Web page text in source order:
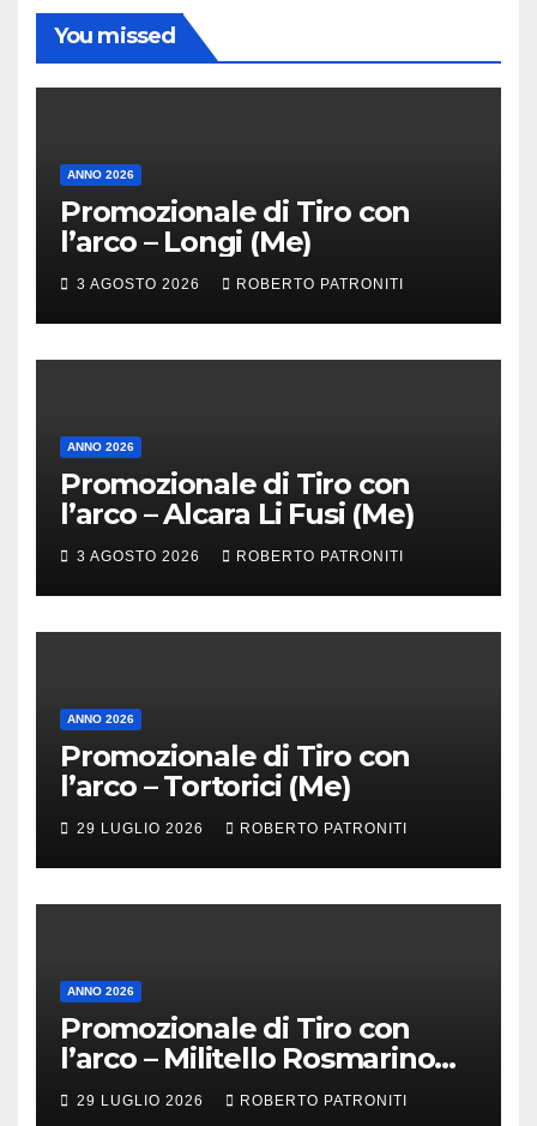
You missed
ANNO 2026
Promozionale di Tiro con
l’arco – Longi (Me)
3 AGOSTO 2026 ROBERTO PATRONITI
ANNO 2026
Promozionale di Tiro con
l’arco – Alcara Li Fusi (Me)
3 AGOSTO 2026 ROBERTO PATRONITI
ANNO 2026
Promozionale di Tiro con
l’arco – Tortorici (Me)
29 LUGLIO 2026 ROBERTO PATRONITI
ANNO 2026
Promozionale di Tiro con
l’arco – Militello Rosmarino
(Me)
29 LUGLIO 2026 ROBERTO PATRONITI